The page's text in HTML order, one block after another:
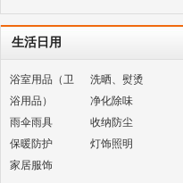
生活日用
浴室用品（卫
浴用品）
洗晒、熨烫
净化除味
雨伞雨具
收纳防尘
保暖防护
灯饰照明
家居服饰